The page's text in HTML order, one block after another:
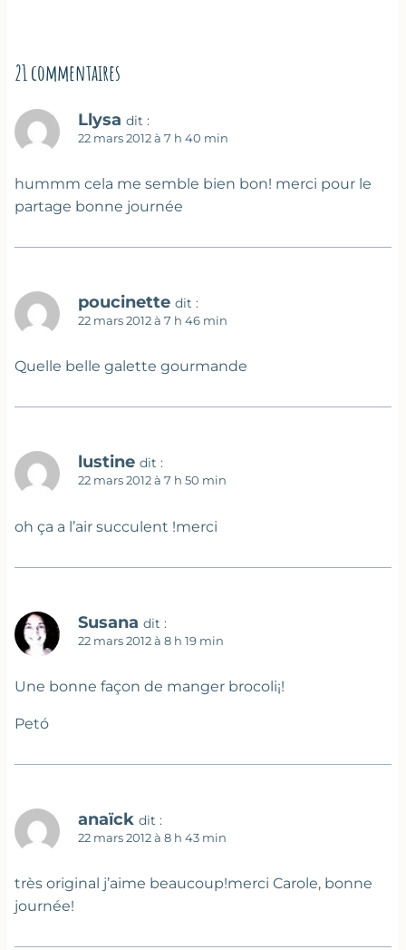
21 commentaires
Llysa dit :
22 mars 2012 à 7 h 40 min
hummm cela me semble bien bon! merci pour le
partage bonne journée
poucinette dit :
22 mars 2012 à 7 h 46 min
Quelle belle galette gourmande
lustine dit :
22 mars 2012 à 7 h 50 min
oh ça a l’air succulent !merci
Susana dit :
22 mars 2012 à 8 h 19 min
Une bonne façon de manger brocoli¡!
Petó
anaïck dit :
22 mars 2012 à 8 h 43 min
très original j’aime beaucoup!merci Carole, bonne
journée!